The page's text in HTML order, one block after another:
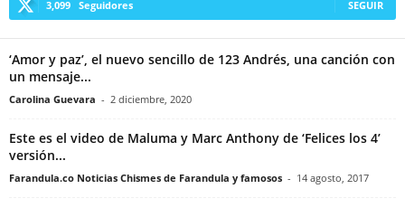
3,099 Seguidores SEGUIR
‘Amor y paz’, el nuevo sencillo de 123 Andrés, una canción con
un mensaje...
Carolina Guevara - 2 diciembre, 2020
Este es el video de Maluma y Marc Anthony de ‘Felices los 4’
versión...
Farandula.co Noticias Chismes de Farandula y famosos - 14 agosto, 2017